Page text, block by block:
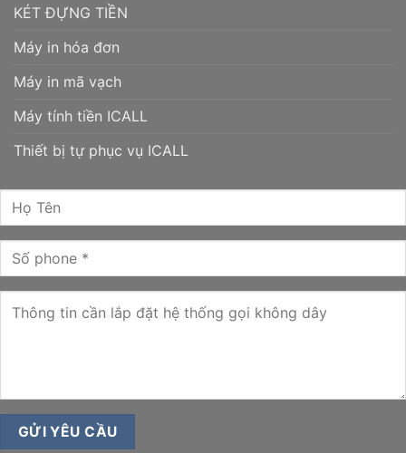
KÉT ĐỰNG TIỀN
Máy in hóa đơn
Máy in mã vạch
Máy tính tiền ICALL
Thiết bị tự phục vụ ICALL